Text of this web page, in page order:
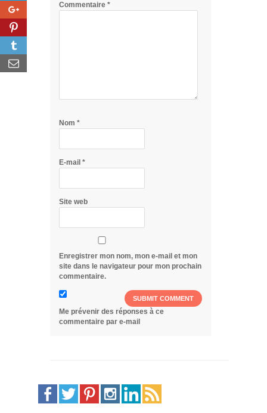
Commentaire *
Nom *
E-mail *
Site web
Enregistrer mon nom, mon e-mail et mon
site dans le navigateur pour mon prochain
commentaire.
Me prévenir des réponses à ce
commentaire par e-mail